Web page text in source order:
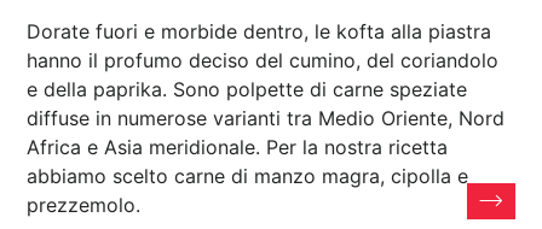
Dorate fuori e morbide dentro, le kofta alla piastra
hanno il profumo deciso del cumino, del coriandolo
e della paprika. Sono polpette di carne speziate
diffuse in numerose varianti tra Medio Oriente, Nord
Africa e Asia meridionale. Per la nostra ricetta
abbiamo scelto carne di manzo magra, cipolla e
prezzemolo.